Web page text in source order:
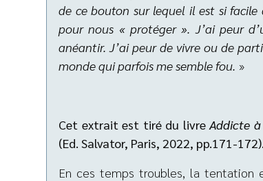
de ce bouton sur lequel il est si facile
pour nous « protéger ». J’ai peur
anéantir. J’ai peur de vivre ou de
monde qui parfois me semble fou. »
Cet extrait est tiré du livreAddicte
(Ed. Salvator, Paris, 2022, pp.171-172).
En ces temps troubles, la tentation